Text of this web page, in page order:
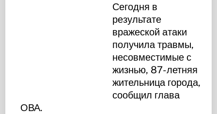
Сегодня в
результате
вражеской атаки
получила травмы,
несовместимые с
жизнью, 87-летняя
жительница города,
сообщил глава
ОВА.